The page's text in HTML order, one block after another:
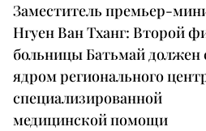
Заместитель премьер-
Нгуен Ван Тханг: Второй
больницы Батьмай должен
ядром регионального
специализированной
медицинской помощи